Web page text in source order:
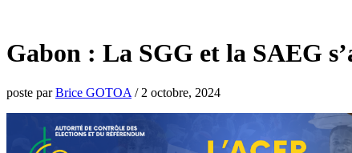
Gabon : La SGG et la SAEG
poste parBrice GOTOA / 2 octobre, 2024